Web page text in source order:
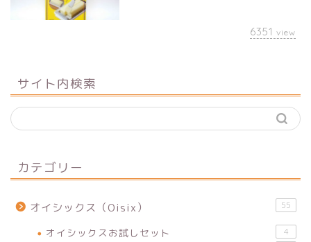
6351 view
サイト内検索
カテゴリー
オイシックス（Oisix） 55
オイシックスお試しセット 4